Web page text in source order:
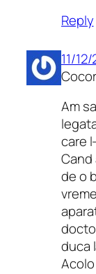
Reply
11/
Am
care
Cand
de o
duca